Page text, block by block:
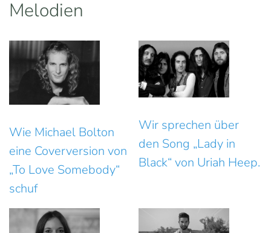
Melodien
Wie Michael Bolton
eine Coverversion von
„To Love Somebody“
schuf
Wir sprechen über
den Song „Lady in
Black“ von Uriah Heep.